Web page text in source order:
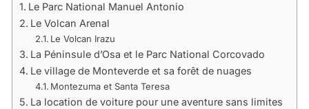
Le Parc National Manuel Antonio
Le Volcan Arenal
Le Volcan Irazu
La Péninsule d’Osa et le Parc National Corcovado
Le village de Monteverde et sa forêt de nuages
Montezuma et Santa Teresa
La location de voiture pour une aventure sans limites